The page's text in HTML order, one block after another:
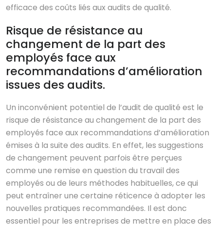
efficace des coûts liés aux audits de qualité.
Risque de résistance au
changement de la part des
employés face aux
recommandations d’amélioration
issues des audits.
Un inconvénient potentiel de l’audit de qualité est le
risque de résistance au changement de la part des
employés face aux recommandations d’amélioration
émises à la suite des audits. En effet, les suggestions
de changement peuvent parfois être perçues
comme une remise en question du travail des
employés ou de leurs méthodes habituelles, ce qui
peut entraîner une certaine réticence à adopter les
nouvelles pratiques recommandées. Il est donc
essentiel pour les entreprises de mettre en place des